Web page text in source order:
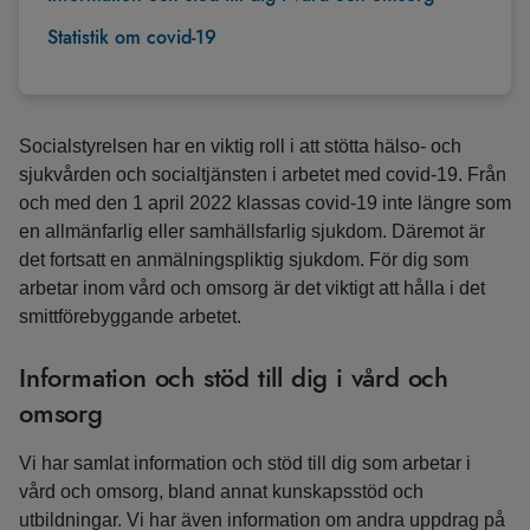
Statistik om covid-19
Socialstyrelsen har en viktig roll i att stötta hälso- och
sjukvården och socialtjänsten i arbetet med covid-19. Från
och med den 1 april 2022 klassas covid-19 inte längre som
en allmänfarlig eller samhällsfarlig sjukdom. Däremot är
det fortsatt en anmälningspliktig sjukdom. För dig som
arbetar inom vård och omsorg är det viktigt att hålla i det
smittförebyggande arbetet.
Information och stöd till dig i vård och
omsorg
Vi har samlat information och stöd till dig som arbetar i
vård och omsorg, bland annat kunskapsstöd och
utbildningar. Vi har även information om andra uppdrag på